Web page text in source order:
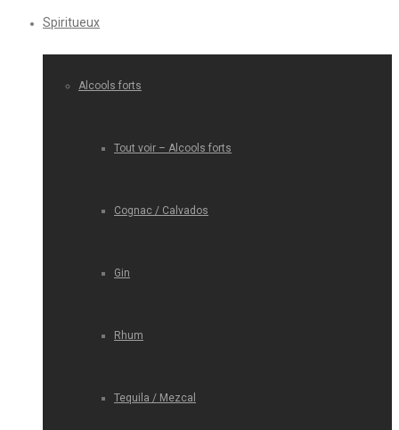
Spiritueux
Alcools forts
Tout voir – Alcools forts
Cognac / Calvados
Gin
Rhum
Tequila / Mezcal